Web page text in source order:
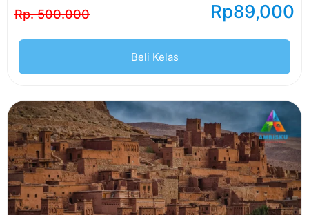
Rp. 500.000 Rp89,000
Beli Kelas